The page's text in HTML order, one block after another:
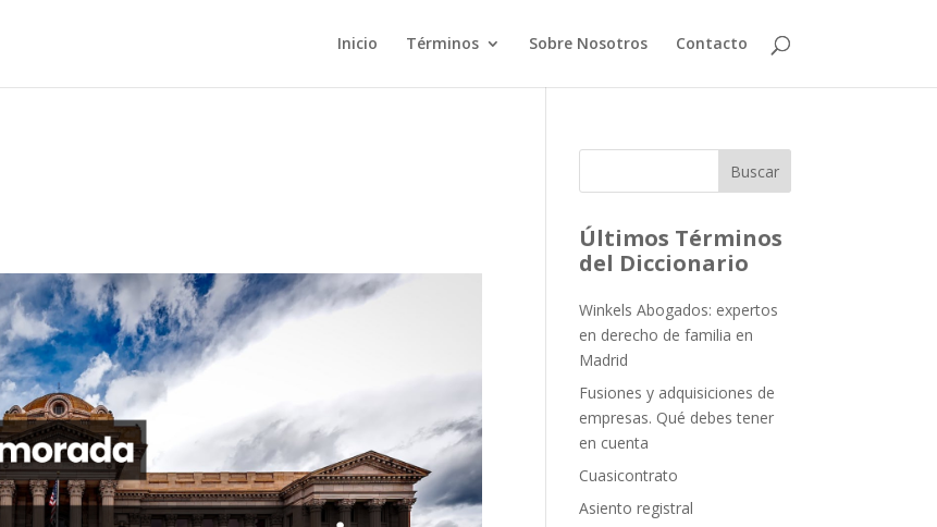
Inicio Términos Sobre Nosotros Contacto
Buscar
Últimos Términos
del Diccionario
Winkels Abogados: expertos
en derecho de familia en
Madrid
Fusiones y adquisiciones de
empresas. Qué debes tener
en cuenta
Cuasicontrato
Asiento registral